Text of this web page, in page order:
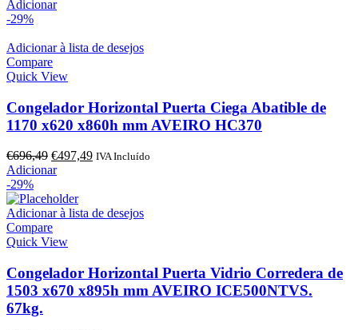
preço
€1461,11. €1043,65.
Adicionar
-29%
Adicionar à lista de desejos
Compare
Quick View
Congelador Horizontal Puerta Ciega Abatible de
1170 x620 x860h mm AVEIRO HC370
€696,49 O
preço
era:
€696,49.
€497,49O
€497,49.
IVA Incluído
Adicionar
-29%
Adicionar à lista de desejos
Compare
Quick View
Congelador Horizontal Puerta Vidrio Corredera de
1503 x670 x895h mm AVEIRO ICE500NTVS.
67kg.